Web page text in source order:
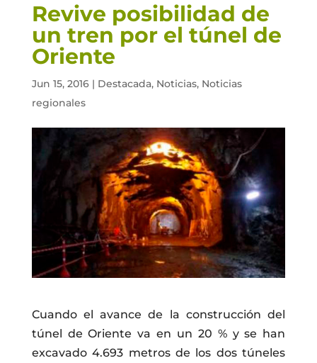
Revive posibilidad de
un tren por el túnel de
Oriente
Jun 15, 2016| Destacada, Noticias, Noticias
regionales
Cuando el avance de la construcción del
túnel de Oriente va en un 20 % y se han
excavado 4.693 metros de los dos túneles